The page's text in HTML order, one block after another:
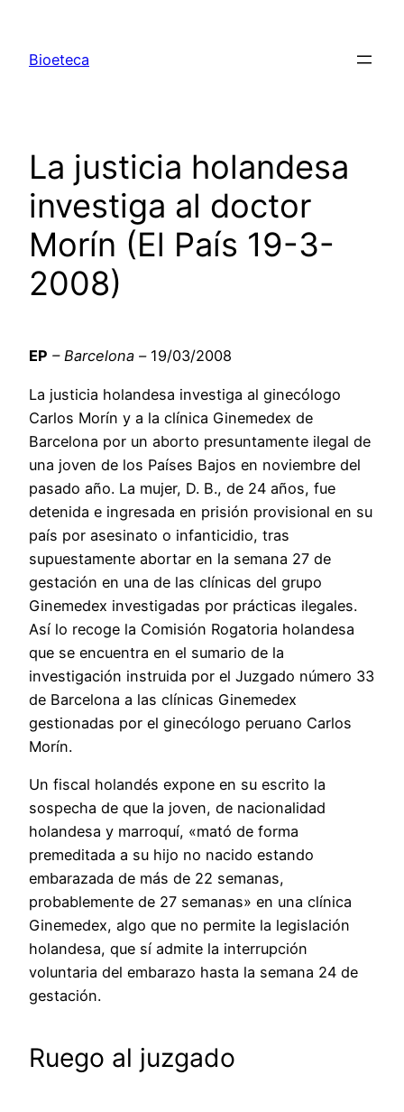
contenido
Bioeteca
La justicia holandesa
investiga al doctor
Morín (El País 19-3-
2008)
EP – Barcelona – 19/03/2008
La justicia holandesa investiga al ginecólogo
Carlos Morín y a la clínica Ginemedex de
Barcelona por un aborto presuntamente ilegal de
una joven de los Países Bajos en noviembre del
pasado año. La mujer, D. B., de 24 años, fue
detenida e ingresada en prisión provisional en su
país por asesinato o infanticidio, tras
supuestamente abortar en la semana 27 de
gestación en una de las clínicas del grupo
Ginemedex investigadas por prácticas ilegales.
Así lo recoge la Comisión Rogatoria holandesa
que se encuentra en el sumario de la
investigación instruida por el Juzgado número 33
de Barcelona a las clínicas Ginemedex
gestionadas por el ginecólogo peruano Carlos
Morín.
Un fiscal holandés expone en su escrito la
sospecha de que la joven, de nacionalidad
holandesa y marroquí, «mató de forma
premeditada a su hijo no nacido estando
embarazada de más de 22 semanas,
probablemente de 27 semanas» en una clínica
Ginemedex, algo que no permite la legislación
holandesa, que sí admite la interrupción
voluntaria del embarazo hasta la semana 24 de
gestación.
Ruego al juzgado